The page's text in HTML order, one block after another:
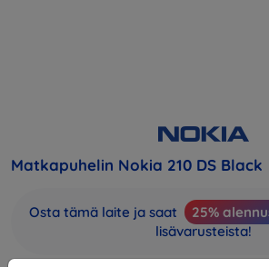
Matkapuhelin Nokia 210 DS Black
Osta tämä laite ja saat 25%
lisävarusteista!